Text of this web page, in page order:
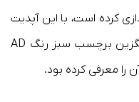
کرده است، با این آپدیت
جدید فعال می شود. این علامت جایگزین برچسب سبز رنگ AD